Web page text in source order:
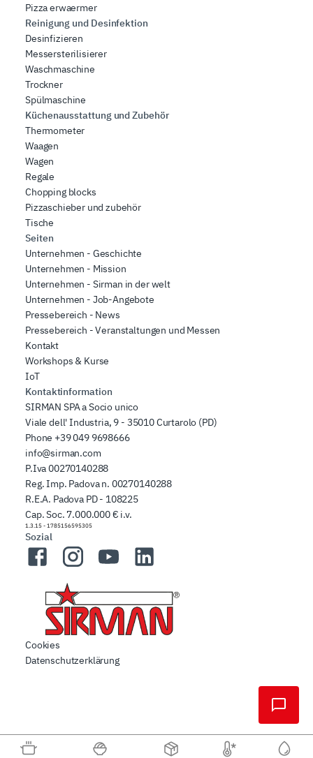
Pizza erwaermer
Reinigung und Desinfektion
Desinfizieren
Messersterilisierer
Waschmaschine
Trockner
Spülmaschine
Küchenausstattung und Zubehör
Thermometer
Waagen
Wagen
Regale
Chopping blocks
Pizzaschieber und zubehör
Tische
Seiten
Unternehmen - Geschichte
Unternehmen - Mission
Unternehmen - Sirman in der welt
Unternehmen - Job-Angebote
Pressebereich - News
Pressebereich - Veranstaltungen und Messen
Kontakt
Workshops & Kurse
IoT
Kontaktinformation
SIRMAN SPA a Socio unico
Viale dell' Industria, 9 - 35010 Curtarolo (PD)
Phone +39 049 9698666
info@sirman.com
P.Iva 00270140288
Reg. Imp. Padova n. 00270140288
R.E.A. Padova PD - 108225
Cap. Soc. 7.000.000 € i.v.
1.3.15 - 1785156595305
Sozial
FacebookInstagramYouTubeLinkedIn
Cookies
Datenschutzerklärung